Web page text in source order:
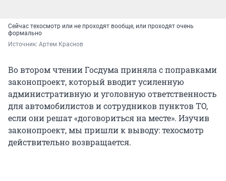
Сейчас техосмотр или не проходят вообще, или проходят очень
формально
Источник: Артем Краснов
Во втором чтении Госдума приняла с поправками
законопроект, который вводит усиленную
административную и уголовную ответственность
для автомобилистов и сотрудников пунктов ТО,
если они решат «договориться на месте». Изучив
законопроект, мы пришли к выводу: техосмотр
действительно возвращается.